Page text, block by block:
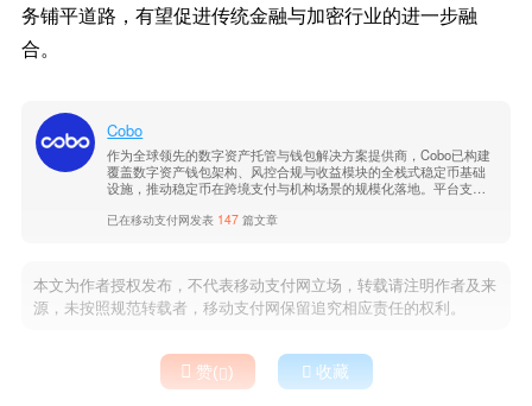
务铺平道路，有望促进传统金融与加密行业的进一步融
合。
Cobo
作为全球领先的数字资产托管与钱包解决方案提供商，Cobo已构建
覆盖数字资产钱包架构、风控合规与收益模块的全栈式稳定币基础
设施，推动稳定币在跨境支付与机构场景的规模化落地。平台支持
obo官网。
已在移动支付网发表 147 篇文章
本文为作者授权发布，不代表移动支付网立场，转载请注明作者及来
源，未按照规范转载者，移动支付网保留追究相应责任的权利。
 赞()  收藏